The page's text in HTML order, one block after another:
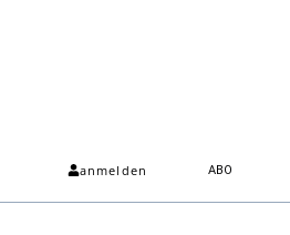
anmelden ABO